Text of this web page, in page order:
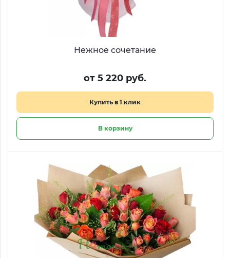
Нежное сочетание
от 5 220 руб.
Купить в 1 клик
В корзину